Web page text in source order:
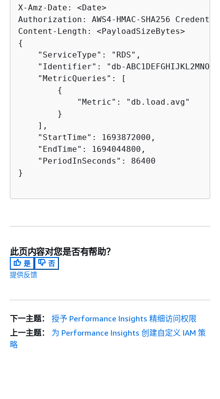
X-Amz-Date: <Date>
Authorization: AWS4-HMAC-SHA256
{
    "ServiceType": "RDS",
"Identifier": "db-
    "MetricQueries": [
{
            "Metric": "db.load.avg"
        }
    ],
    "StartTime": 1693872000,
    "EndTime": 1694044800,
    "PeriodInSeconds": 86400
}
此页内容对您是否有帮助？
是
否
提供反馈
下一主题：
授予 Performance Insights 精细访问权限
上一主题：
为 Performance Insights 创建自定义 IAM 策
略